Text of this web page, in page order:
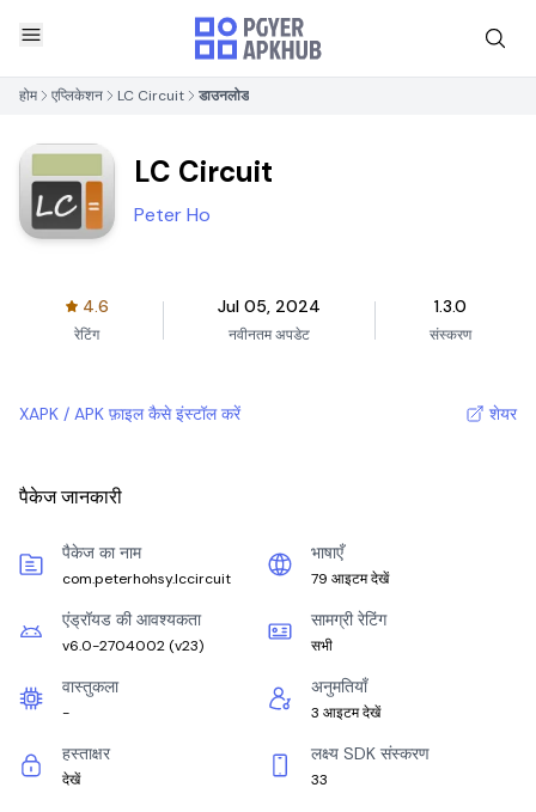
होम एप्लिकेशन LC Circuit डाउनलोड
LC Circuit
Peter Ho
4.6
रेटिंग
Jul 05, 2024
नवीनतम अपडेट
1.3.0
संस्करण
XAPK / APK फ़ाइल कैसे इंस्टॉल करें शेयर
पैकेज जानकारी
पैकेज का नाम
com.peterhohsy.lccircuit
भाषाएँ
79 आइटम देखें
एंड्रॉयड की आवश्यकता
v6.0-2704002 (v23)
सामग्री रेटिंग
सभी
वास्तुकला
-
अनुमतियाँ
3 आइटम देखें
हस्ताक्षर
देखें
लक्ष्य SDK संस्करण
33